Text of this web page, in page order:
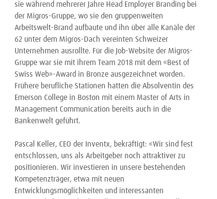
sie während mehrerer Jahre Head Employer Branding bei
der Migros-Gruppe, wo sie den gruppenweiten
Arbeitswelt-Brand aufbaute und ihn über alle Kanäle der
62 unter dem Migros-Dach vereinten Schweizer
Unternehmen ausrollte. Für die Job-Website der Migros-
Gruppe war sie mit ihrem Team 2018 mit dem «Best of
Swiss Web»-Award in Bronze ausgezeichnet worden.
Frühere berufliche Stationen hatten die Absolventin des
Emerson College in Boston mit einem Master of Arts in
Management Communication bereits auch in die
Bankenwelt geführt.
Pascal Keller, CEO der Inventx, bekräftigt: «Wir sind fest
entschlossen, uns als Arbeitgeber noch attraktiver zu
positionieren. Wir investieren in unsere bestehenden
Kompetenzträger, etwa mit neuen
Entwicklungsmöglichkeiten und interessanten